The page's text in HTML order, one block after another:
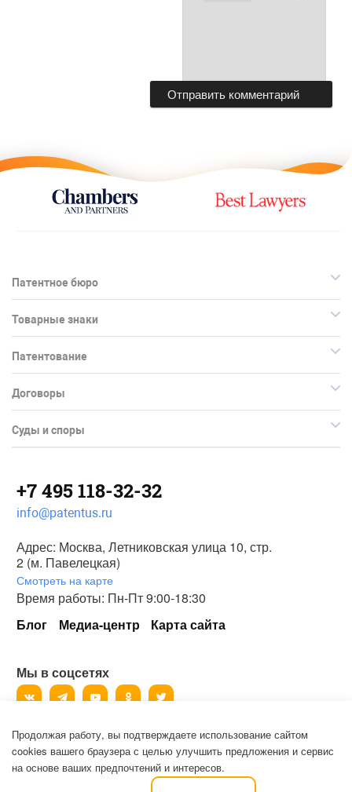
Патентное бюро
Товарные знаки
Патентование
Договоры
Суды и споры
+7 495 118-32-32
info@patentus.ru
Адрес: Москва, Летниковская улица 10, стр.
2 (м. Павелецкая)
Смотреть на карте
Время работы: Пн-Пт 9:00-18:30
Блог
Медиа-центр Карта сайта
Мы в соцсетях
©2006-2026, ООО «Патентус».
Все права защищены.
Продолжая работу, вы подтверждаете использование сайтом
cookies вашего браузера с целью улучшить предложения и сервис
на основе ваших предпочтений и интересов.